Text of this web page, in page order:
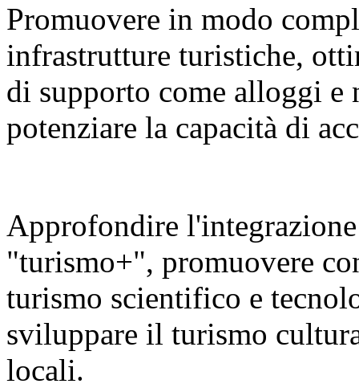
Promuovere in modo
infrastrutture turistiche,
di supporto come alloggi e
potenziare la capacità di
Approfondire
"turismo+", promuovere
turismo scientifico e
sviluppare il turismo
locali.